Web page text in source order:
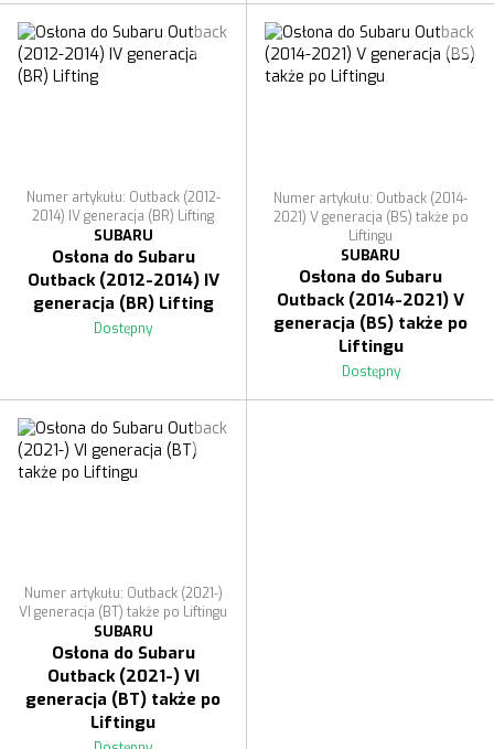
Numer artykułu: Outback (2012-
2014) IV generacja (BR) Lifting
SUBARU
Osłona do Subaru
Outback (2012-2014) IV
generacja (BR) Lifting
Dostępny
Numer artykułu: Outback (2014-
2021) V generacja (BS) także po
Liftingu
SUBARU
Osłona do Subaru
Outback (2014-2021) V
generacja (BS) także po
Liftingu
Dostępny
Numer artykułu: Outback (2021-)
VI generacja (BT) także po Liftingu
SUBARU
Osłona do Subaru
Outback (2021-) VI
generacja (BT) także po
Liftingu